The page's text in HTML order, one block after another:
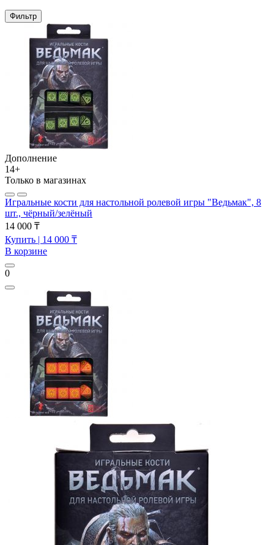
Фильтр
Дополнение
14+
Только в магазинах
Игральные кости для настольной ролевой игры "Ведьмак", 8
шт., чёрный/зелёный
14 000 ₸
Купить | 14 000 ₸
В корзине
0